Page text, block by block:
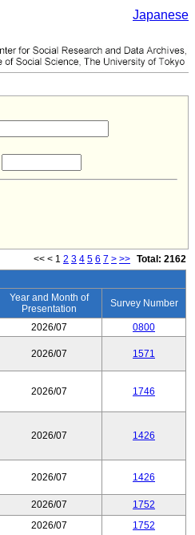
Japanese
<< < 1 2 3 4 5 6 7 > >> Total: 2162
Year and Month of
Presentation
Survey Number
2026/07 0800
2026/07 1571
2026/07 1746
2026/07 1426
2026/07 1426
2026/07
1752
2026/07 1752